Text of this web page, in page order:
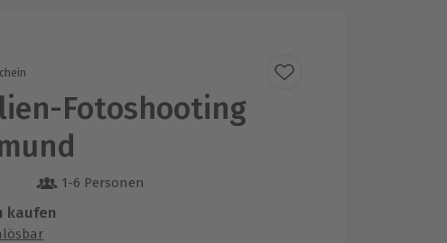
Fotoshooting
5 aus 5 Bewertungen
1-6 Personen
kaufen